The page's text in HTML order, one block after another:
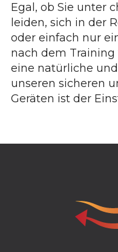
Egal, ob Sie unter
leiden, sich in der
oder einfach nur
nach dem
eine natürliche
unseren sicheren
Geräten ist der